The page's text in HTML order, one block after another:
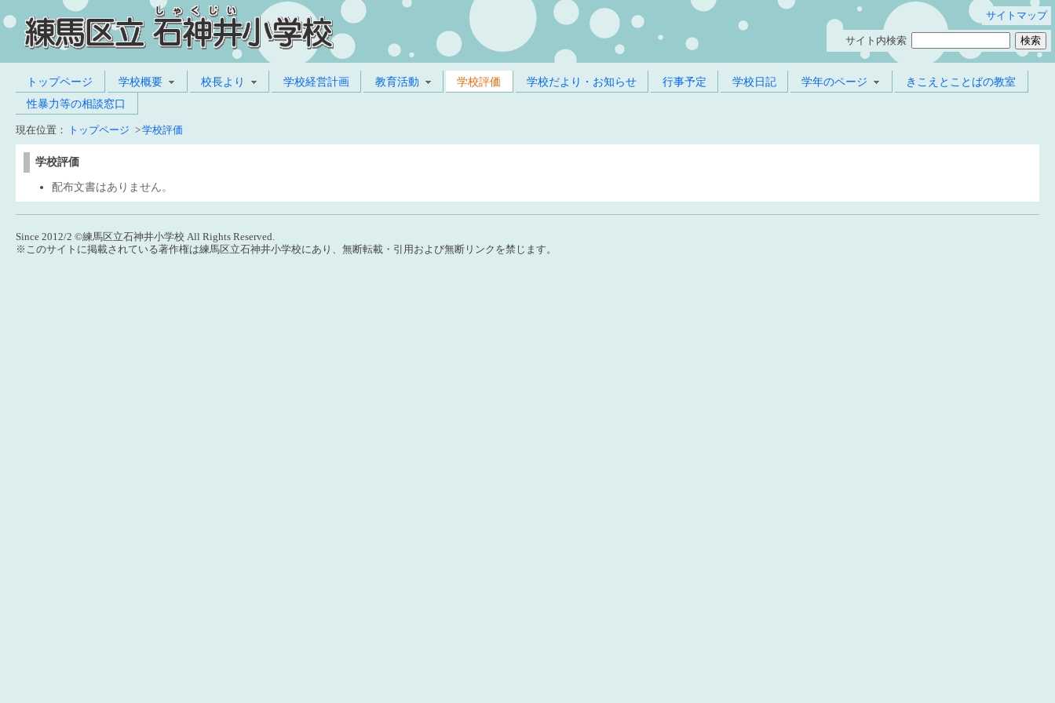
サイトマップ
サイト内検索
トップページ 学校概要 校長より 学校経営計画 教育活動 学校評価 学校だより・お知らせ 行事予定 学校日記 学年のページ
きこえとことばの教室
性暴力等の相談窓口
現在位置： トップページ >学校評価
学校評価
配布文書はありません。
Since 2012/2 ©練馬区立石神井小学校 All Rights Reserved.
※このサイトに掲載されている著作権は練馬区立石神井小学校にあり、無断転載・引用および無断リンクを禁じます。